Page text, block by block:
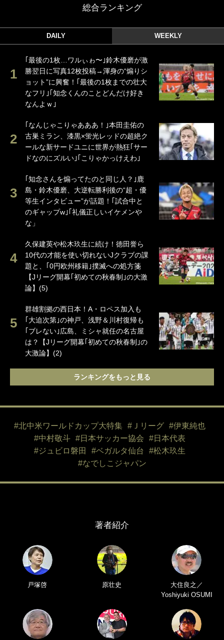
総合ランキング
DAILY WEEKLY
｢最後の1枚…ワルぃゎ〜｣鈴木優磨が激
勝翌日に写真12枚投稿→渾身の“煽りシ
ョット”に興奮！｢最後の1枚までの壮大
なフリ｣｢知念くんのことどんだけ好き
なんよｗ｣
｢なんじゃこりゃあああ！｣本田圭佑の
古巣ミラン、漆黒×蛍光レッドの超絶ク
ールな新サードユニに世界が熱狂｢サー
ドなのにズルい｣｢こりゃかっけえわ｣
｢知念さんを煽ってたのと同じ人？｣鹿
島・鈴木優磨、大逆転勝利後の“超・優
等生インタビュー”が話題！｢試合中と
のギャップw｣｢礼儀正しいイケメンや
な」
久保建英や松木玖生に続け！徳田誉ら
10代の才能を使い切れないJクラブの課
題と、｢0円欧州移籍｣撲滅への処方箋
【Jリーグ開幕｢初めての秋春制｣の大激
論】(5)
群雄割拠の西日本！A・ロペス加入も
｢大迫次第｣の神戸、浅野＆川村復帰も
｢ブレない｣広島、ミシャ就任の名古屋
は？【Jリーグ開幕｢初めての秋春制｣の
大激論】(2)
ランキングをもっと見る
#北中米ワールドカップ大特集 #Ｊリーグ
#伊東純也
#中村敬斗
#日本サッカー協会
#日本代表
#ジュビロ磐田
#ベガルタ仙台
#松木玖生
#なでしこジャパン
著者紹介
戸塚啓 原壮史
大住良之／
Yoshiyuki OSUMI